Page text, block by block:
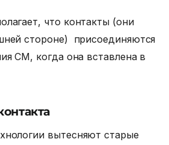
что контакты (они
стороне) присоединяются
СМ, когда она вставлена в
вытесняют старые